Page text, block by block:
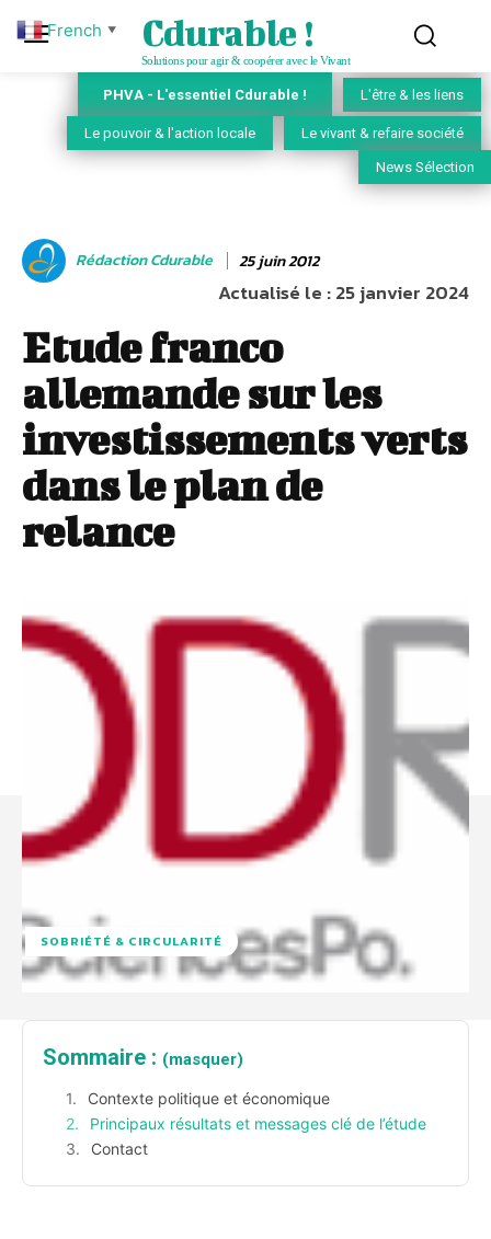
Cdurable !
Solutions pour agir & coopérer avec le Vivant
PHVA - L'essentiel Cdurable ! L'être & les liens
Le pouvoir & l'action locale Le vivant & refaire société
News Sélection
Rédaction Cdurable 25 juin 2012
Actualisé le :25 janvier 2024
Etude franco
allemande sur les
investissements verts
dans le plan de
relance
SOBRIÉTÉ & CIRCULARITÉ
Sommaire : (masquer)
Contexte politique et économique
Principaux résultats et messages clé de l’étude
Contact
French ▼